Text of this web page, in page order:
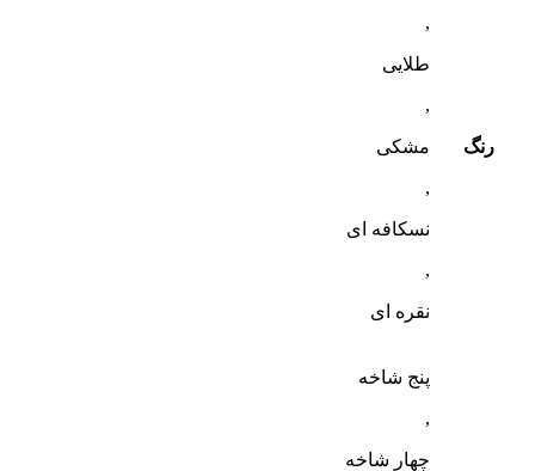
رنگ
,
طلایی
,
مشکی
,
نسکافه ای
,
نقره ای
پنج شاخه
,
چهار شاخه